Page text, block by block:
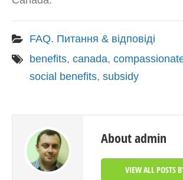
FAQ. Питання & відповіді
benefits, canada,
social benefits, subsidy
About admin
VIEW ALL POSTS